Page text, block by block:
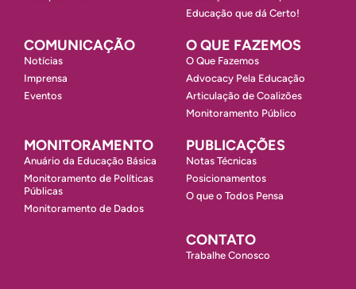
Educação que dá Certo!
COMUNICAÇÃO
Notícias
Imprensa
Eventos
O QUE FAZEMOS
O Que Fazemos
Advocacy Pela Educação
Articulação de Coalizões
Monitoramento Público
MONITORAMENTO
Anuário da Educação Básica
Monitoramento de Políticas
Públicas
Monitoramento de Dados
PUBLICAÇÕES
Notas Técnicas
Posicionamentos
O que o Todos Pensa
CONTATO
Trabalhe Conosco